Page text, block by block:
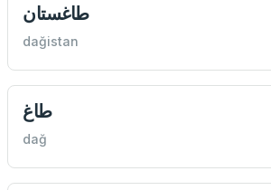
طاغستان
dağistan
طاغ
dağ